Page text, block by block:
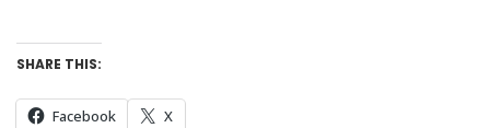
SHARE THIS:
Facebook X